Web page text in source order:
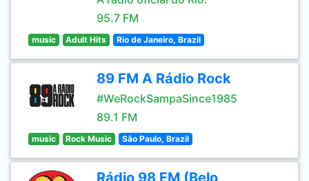
95.7 FM
music Adult Hits Rio de Janeiro, Brazil
89 FM A Rádio Rock
#WeRockSampaSince1985
89.1 FM
music Rock Music São Paulo, Brazil
Rádio 98 FM (Belo